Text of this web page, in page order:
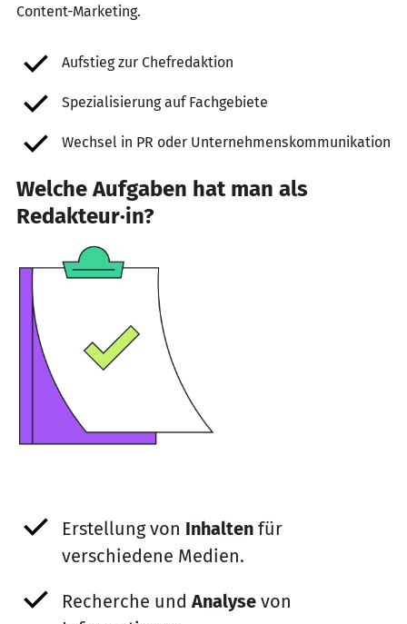
Content-Marketing.
Aufstieg zur Chefredaktion
Spezialisierung auf Fachgebiete
Wechsel in PR oder Unternehmenskommunikation
Welche Aufgaben hat man als
Redakteur·in?
Erstellung von Inhalten für
verschiedene Medien.
Recherche und Analyse von